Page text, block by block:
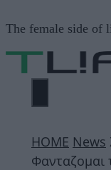
σε
περιεχόμενο
The female side of
ΜΕΝΟΎ
ΗΟΜΕ News
Φανταζομαι